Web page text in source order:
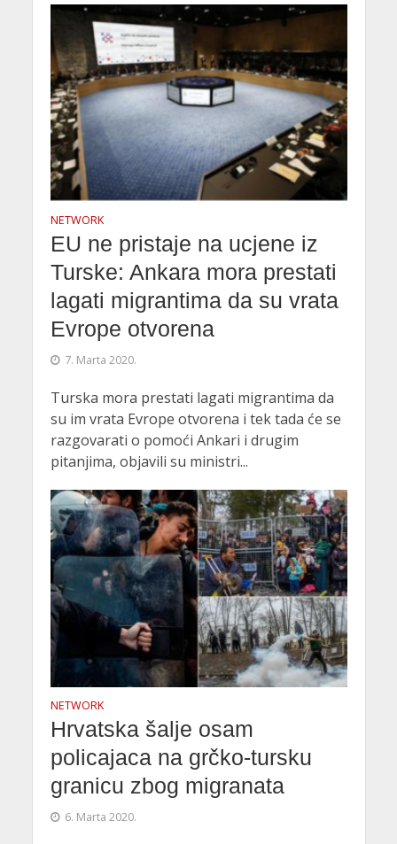
NETWORK
EU ne pristaje na ucjene iz
Turske: Ankara mora prestati
lagati migrantima da su vrata
Evrope otvorena
7. Marta 2020.
Turska mora prestati lagati migrantima da
su im vrata Evrope otvorena i tek tada će se
razgovarati o pomoći Ankari i drugim
pitanjima, objavili su ministri...
NETWORK
Hrvatska šalje osam
policajaca na grčko-tursku
granicu zbog migranata
6. Marta 2020.